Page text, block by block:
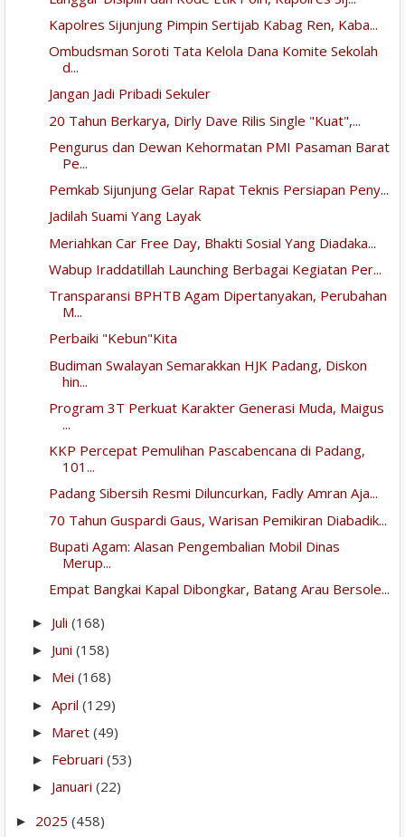
Kapolres Sijunjung Pimpin Sertijab Kabag Ren, Kaba...
Ombudsman Soroti Tata Kelola Dana Komite Sekolah
d...
Jangan Jadi Pribadi Sekuler
20 Tahun Berkarya, Dirly Dave Rilis Single "Kuat",...
Pengurus dan Dewan Kehormatan PMI Pasaman Barat
Pe...
Pemkab Sijunjung Gelar Rapat Teknis Persiapan Peny...
Jadilah Suami Yang Layak
Meriahkan Car Free Day, Bhakti Sosial Yang Diadaka...
Wabup Iraddatillah Launching Berbagai Kegiatan Per...
Transparansi BPHTB Agam Dipertanyakan, Perubahan
M...
Perbaiki "Kebun"Kita
Budiman Swalayan Semarakkan HJK Padang, Diskon
hin...
Program 3T Perkuat Karakter Generasi Muda, Maigus
...
KKP Percepat Pemulihan Pascabencana di Padang,
101...
Padang Sibersih Resmi Diluncurkan, Fadly Amran Aja...
70 Tahun Guspardi Gaus, Warisan Pemikiran Diabadik...
Bupati Agam: Alasan Pengembalian Mobil Dinas
Merup...
Empat Bangkai Kapal Dibongkar, Batang Arau Bersole...
► Juli (168)
► Juni (158)
► Mei (168)
► April (129)
► Maret (49)
► Februari (53)
► Januari (22)
► 2025 (458)